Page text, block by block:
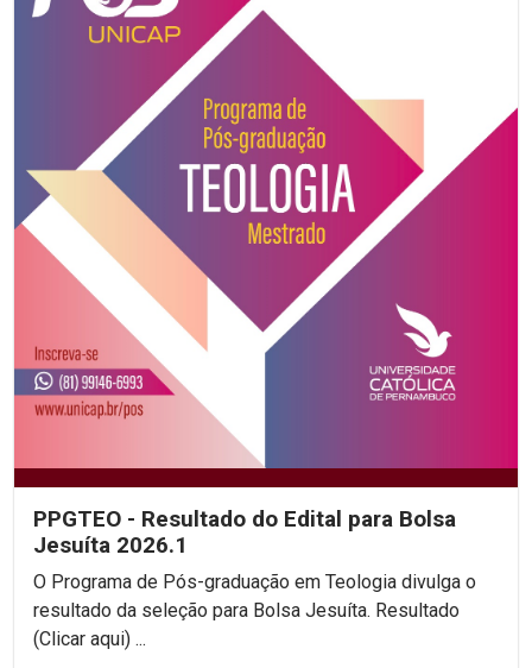
PPGTEO - Resultado do Edital para Bolsa
Jesuíta 2026.1
O Programa de Pós-graduação em Teologia divulga o
resultado da seleção para Bolsa Jesuíta. Resultado
(Clicar aqui) ...